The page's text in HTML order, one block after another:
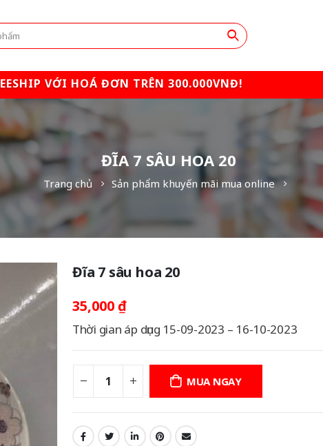
VỚI HOÁ ĐƠN TRÊN 300.000VNĐ!
ĐĨA 7 SÂU HOA 20
Trang chủ Sản phẩm khuyến mãi mua online
Đĩa 7 sâu hoa 20
35,000 ₫
Thời gian áp dụng 15-09-2023 – 16-10-2023
MUA NGAY